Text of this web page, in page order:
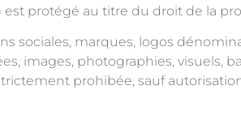
protégé au titre du droit de la
marques, logos
images, photographies, visuels,
prohibée, sauf